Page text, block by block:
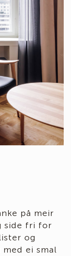
på meir
side fri for
og
ei smal